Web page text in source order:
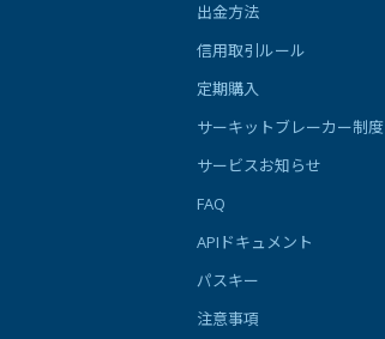
出金方法
信用取引ルール
定期購入
サーキットブレーカー制度
サービスお知らせ
FAQ
APIドキュメント
パスキー
注意事項